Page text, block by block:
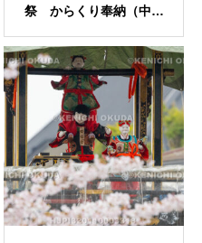
祭 からくり奉納（中本